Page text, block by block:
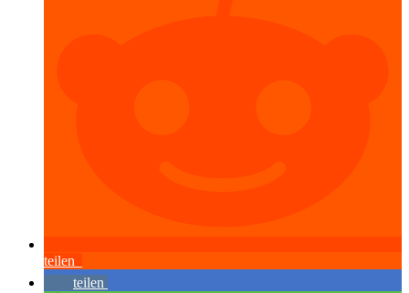
teilen
teilen